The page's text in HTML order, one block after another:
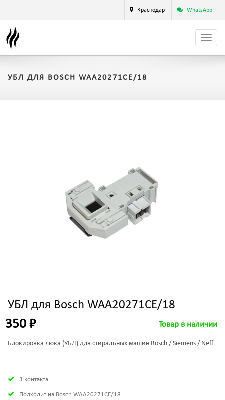
Краснодар WhatsApp
УБЛ ДЛЯ BOSCH WAA20271CE/18
УБЛ для Bosch WAA20271CE/18
350 ₽ Товар в наличии
Блокировка люка (УБЛ) для стиральных машин Bosch / Siemens / Neff
3 контакта
Подходит на Bosch WAA20271CE/18